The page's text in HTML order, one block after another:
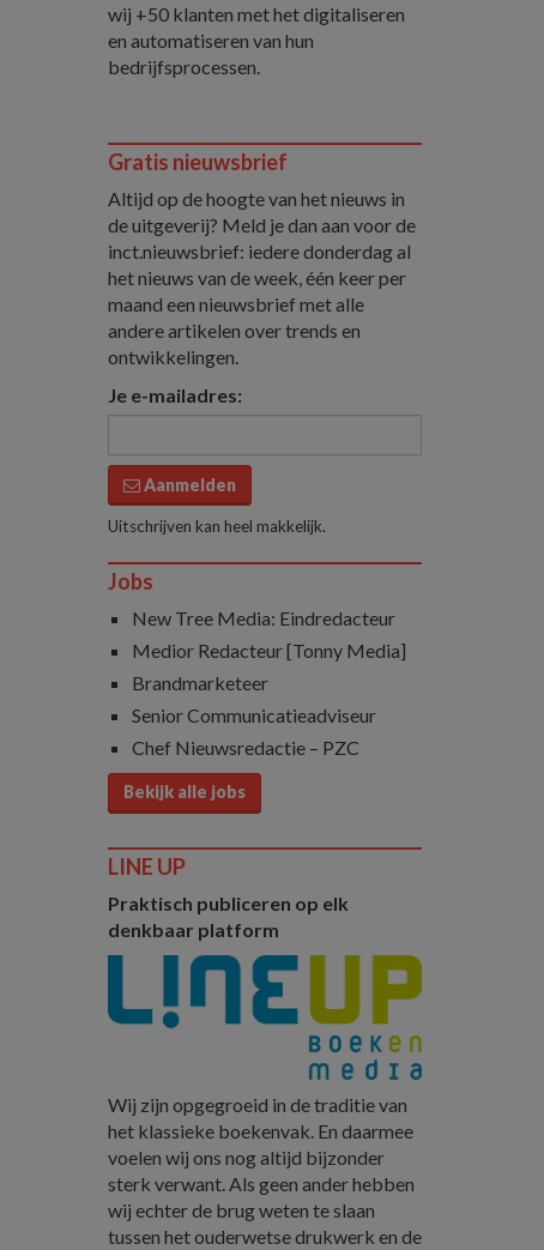
wij +50 klanten met het digitaliseren
en automatiseren van hun
bedrijfsprocessen.
Gratis nieuwsbrief
Altijd op de hoogte van het nieuws in
de uitgeverij? Meld je dan aan voor de
inct.nieuwsbrief: iedere donderdag al
het nieuws van de week, één keer per
maand een nieuwsbrief met alle
andere artikelen over trends en
ontwikkelingen.
Je e-mailadres:
Aanmelden
Uitschrijven kan heel makkelijk.
Jobs
New Tree Media: Eindredacteur
Medior Redacteur [Tonny Media]
Brandmarketeer
Senior Communicatieadviseur
Chef Nieuwsredactie – PZC
Bekijk alle jobs
LINE UP
Praktisch publiceren op elk
denkbaar platform
Wij zijn opgegroeid in de traditie van
het klassieke boekenvak. En daarmee
voelen wij ons nog altijd bijzonder
sterk verwant. Als geen ander hebben
wij echter de brug weten te slaan
tussen het ouderwetse drukwerk en de